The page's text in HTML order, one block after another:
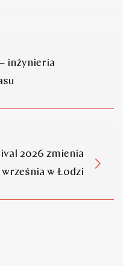
inżynieria
2026 zmienia
w Łodzi